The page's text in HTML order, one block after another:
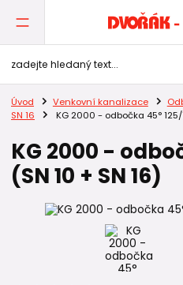
Úvod Venkovní kanalizace
SN 16
KG 2000 - odbočka 45° 125/
KG 2000 -
(SN 10 + SN 16)